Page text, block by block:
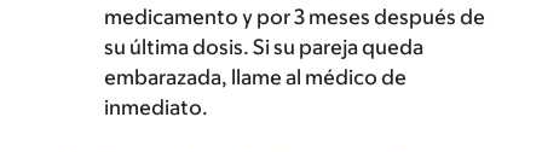
medicamento y por 3 meses después de
su última dosis. Si su pareja queda
embarazada, llame al médico de
inmediato.